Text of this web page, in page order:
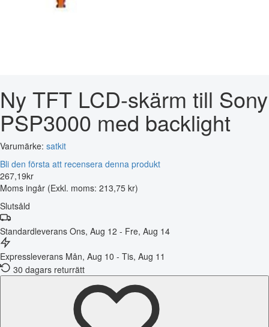
Ny TFT LCD-skärm till Sony
PSP3000 med backlight
Varumärke: satkit
Bli den första att recensera denna produkt
267,19kr
Moms ingår (Exkl. moms: 213,75 kr)
Slutsåld
Standardleverans Ons, Aug 12 - Fre, Aug 14
Expressleverans Mån, Aug 10 - Tis, Aug 11
30 dagars returrätt